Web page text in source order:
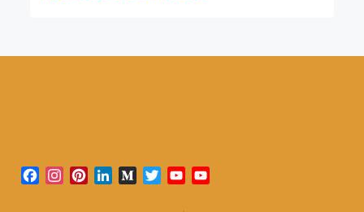
Facebook
Instagram
PinterestLinkedInMediumTwitterYouTube